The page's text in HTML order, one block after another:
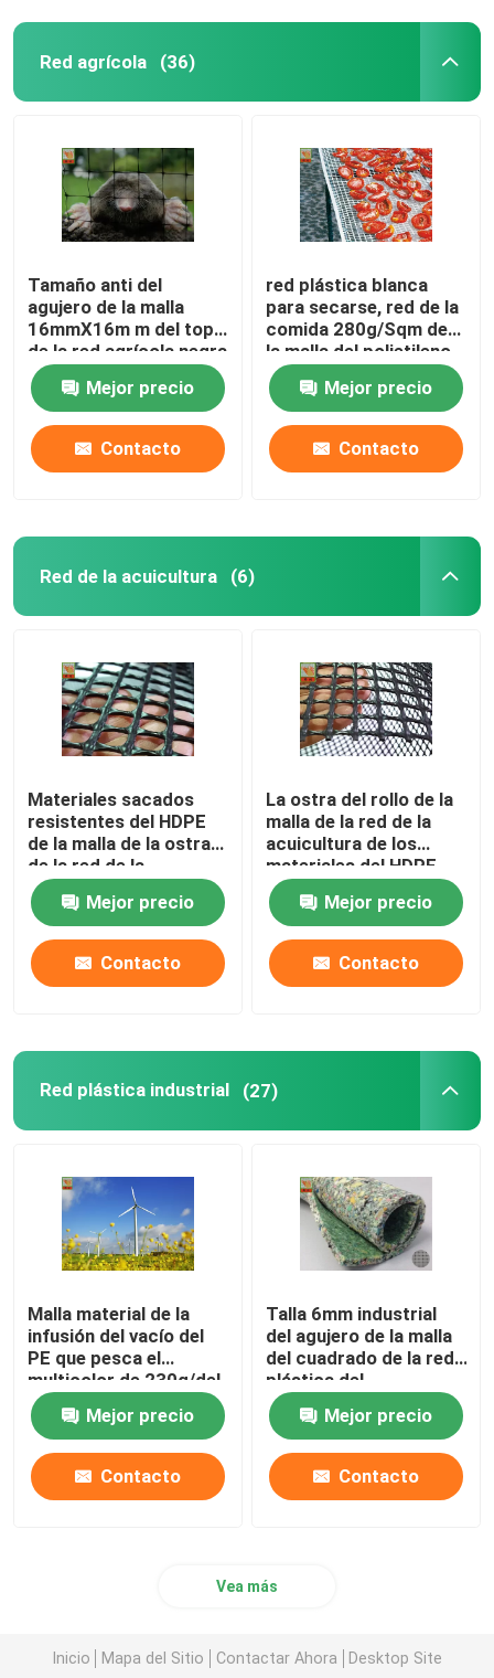
Red agrícola (36)
Tamaño anti del
agujero de la malla
16mmX16m m del topo
de la red agrícola negra
del polipropileno
Mejor precio
Contacto
red plástica blanca
para secarse, red de la
comida 280g/Sqm de
la malla del polietileno
Mejor precio
Contacto
Red de la acuicultura (6)
Materiales sacados
resistentes del HDPE
de la malla de la ostra
de la red de la
acuicultura el 1m los x
25m
Mejor precio
Contacto
La ostra del rollo de la
malla de la red de la
acuicultura de los
materiales del HDPE
pesca 600g/Sqm
Mejor precio
Contacto
Red plástica industrial (27)
Malla material de la
infusión del vacío del
PE que pesca el
multicolor de 230g/del
sqm disponible
Mejor precio
Contacto
Talla 6mm industrial
del agujero de la malla
del cuadrado de la red
plástica del
amortiguador de
alfombra * color negro
de 6m m
Mejor precio
Contacto
Vea más
Inicio Mapa del Sitio Contactar Ahora Desktop Site